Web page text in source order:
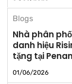
Blogs
Nhà phân
danh hiệu
tặng tại
01/06/2026